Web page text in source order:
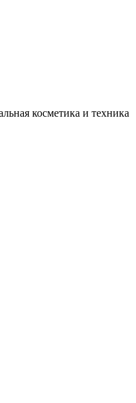
косметика и техника